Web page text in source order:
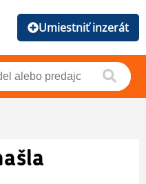
Umiestniť inzerát